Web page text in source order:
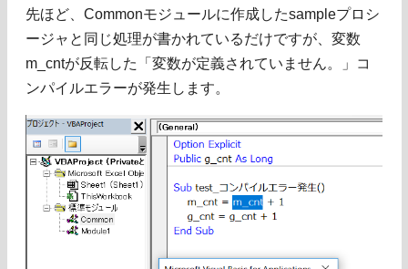
先ほど、Commonモジュールに作成したsampleプロシ
ージャと同じ処理が書かれているだけですが、変数
m_cntが反転した「変数が定義されていません。」コ
ンパイルエラーが発生します。